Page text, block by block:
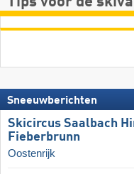
Sneeuwberichten
Skicircus Saalbach
Fieberbrunn
Oostenrijk